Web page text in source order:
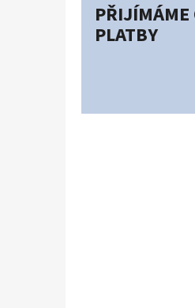
PŘIJÍMÁME
PLATBY